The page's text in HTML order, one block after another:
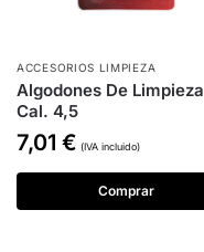
ACCESORIOS LIMPIEZA
Algodones De Limpieza
Cal. 4,5
7,01 € (IVA incluido)
Comprar